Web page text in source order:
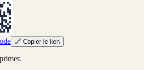
🔗 Copier le lien